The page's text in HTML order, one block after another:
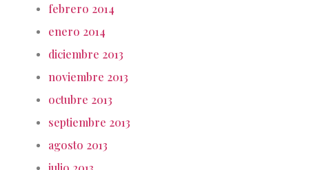
febrero 2014
enero 2014
diciembre 2013
noviembre 2013
octubre 2013
septiembre 2013
agosto 2013